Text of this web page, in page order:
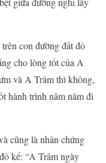
con đường đất đỏ
cho lòng tốt của A
và A Trâm thì không,
hành trình năm năm đi
cũng là nhân chứng
kể: “A Trâm ngày